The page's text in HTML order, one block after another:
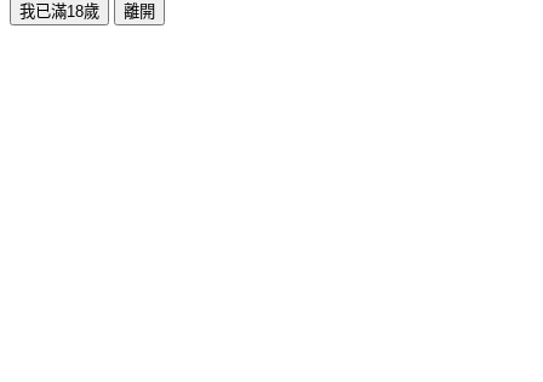
我已滿18歲 離開